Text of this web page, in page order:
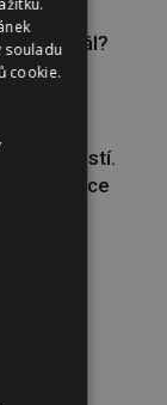
děti dál?
reprodukce
souladu
cookie.